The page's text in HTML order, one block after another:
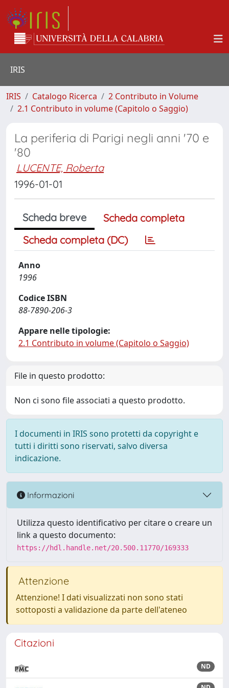
IRIS
IRIS Catalogo Ricerca
2 Contributo in Volume
2.1 Contributo in volume (Capitolo o Saggio)
La periferia di Parigi negli anni '70 e
'80
LUCENTE, Roberta
1996-01-01
Scheda breve
Scheda completa
Scheda completa (DC)
Anno
1996
Codice ISBN
88-7890-206-3
Appare nelle tipologie:
2.1 Contributo in volume (Capitolo o Saggio)
File in questo prodotto:
Non ci sono file associati a questo prodotto.
I documenti in IRIS sono protetti da copyright e
tutti i diritti sono riservati, salvo diversa
indicazione.
Informazioni
Utilizza questo identificativo per citare o creare un
link a questo documento:
https://hdl.handle.net/20.500.11770/169333
Attenzione
Attenzione! I dati visualizzati non sono stati
sottoposti a validazione da parte dell'ateneo
Citazioni
ND